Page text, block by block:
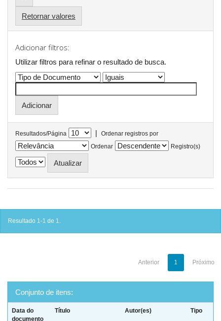
Retornar valores
Adicionar filtros:
Utilizar filtros para refinar o resultado de busca.
Resultados/Página |
Ordenar registros por
Ordenar
Registro(s)
Resultado 1-1 de 1.
Anterior 1 Próximo
Conjunto de itens:
Data do
documento
Título Autor(es) Tipo